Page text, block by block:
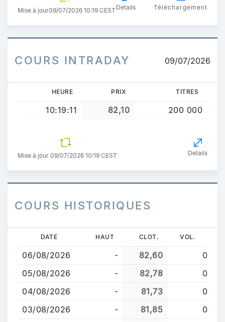
Mise à jour09/07/2026 10:19 CESTDetails Téléchargement
COURS INTRADAY 09/07/2026
HEURE PRIX TITRES
10:19:11 82,10 200 000
Mise à jour 09/07/2026 10:19 CEST Details
COURS HISTORIQUES
contenu
principal
DATE HAUT CLOT. VOL.
06/08/2026 - 82,60
0
05/08/2026
- 82,78
0
04/08/2026
- 81,73
0
03/08/2026
- 81,85
0